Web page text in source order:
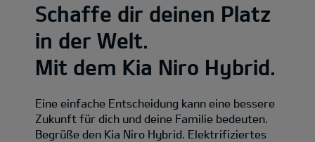
Schaffe dir deinen Platz
in der Welt.
Mit dem Kia Niro Hybrid.
Eine einfache Entscheidung kann eine bessere
Zukunft für dich und deine Familie bedeuten.
Begrüße den Kia Niro Hybrid. Elektrifiziertes